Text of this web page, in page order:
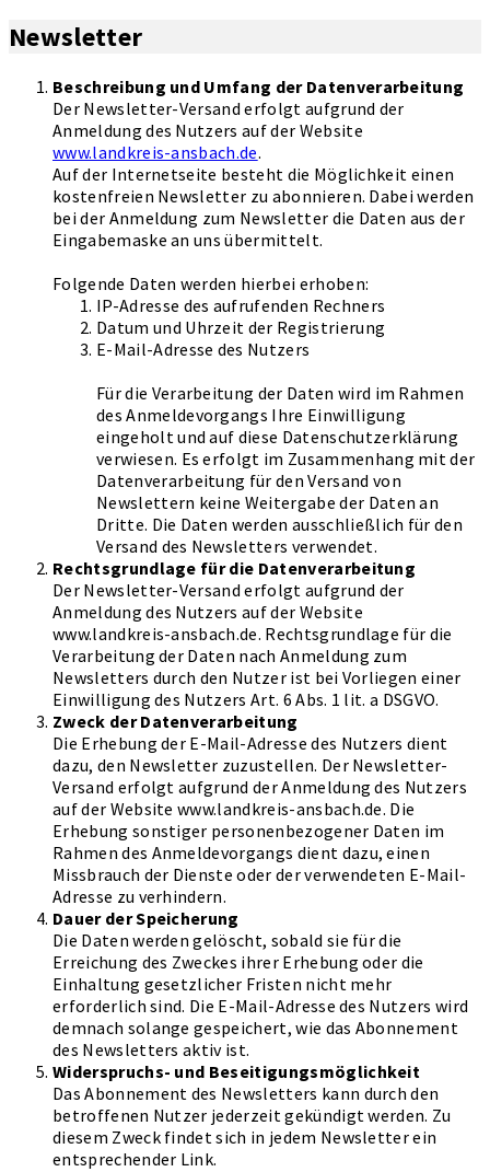
Newsletter
Beschreibung und Umfang der Datenverarbeitung
Der Newsletter-Versand erfolgt aufgrund der
Anmeldung des Nutzers auf der Website
www.landkreis-ansbach.de.
Auf der Internetseite besteht die Möglichkeit einen
kostenfreien Newsletter zu abonnieren. Dabei werden
bei der Anmeldung zum Newsletter die Daten aus der
Eingabemaske an uns übermittelt.
Folgende Daten werden hierbei erhoben:
IP-Adresse des aufrufenden Rechners
Datum und Uhrzeit der Registrierung
E-Mail-Adresse des Nutzers
Für die Verarbeitung der Daten wird im Rahmen
des Anmeldevorgangs Ihre Einwilligung
eingeholt und auf diese Datenschutzerklärung
verwiesen. Es erfolgt im Zusammenhang mit der
Datenverarbeitung für den Versand von
Newslettern keine Weitergabe der Daten an
Dritte. Die Daten werden ausschließlich für den
Versand des Newsletters verwendet.
Rechtsgrundlage für die Datenverarbeitung
Der Newsletter-Versand erfolgt aufgrund der
Anmeldung des Nutzers auf der Website
www.landkreis-ansbach.de. Rechtsgrundlage für die
Verarbeitung der Daten nach Anmeldung zum
Newsletters durch den Nutzer ist bei Vorliegen einer
Einwilligung des Nutzers Art. 6 Abs. 1 lit. a DSGVO.
Zweck der Datenverarbeitung
Die Erhebung der E-Mail-Adresse des Nutzers dient
dazu, den Newsletter zuzustellen. Der Newsletter-
Versand erfolgt aufgrund der Anmeldung des Nutzers
auf der Website www.landkreis-ansbach.de. Die
Erhebung sonstiger personenbezogener Daten im
Rahmen des Anmeldevorgangs dient dazu, einen
Missbrauch der Dienste oder der verwendeten E-Mail-
Adresse zu verhindern.
Dauer der Speicherung
Die Daten werden gelöscht, sobald sie für die
Erreichung des Zweckes ihrer Erhebung oder die
Einhaltung gesetzlicher Fristen nicht mehr
erforderlich sind. Die E-Mail-Adresse des Nutzers wird
demnach solange gespeichert, wie das Abonnement
des Newsletters aktiv ist.
Widerspruchs- und Beseitigungsmöglichkeit
Das Abonnement des Newsletters kann durch den
betroffenen Nutzer jederzeit gekündigt werden. Zu
diesem Zweck findet sich in jedem Newsletter ein
entsprechender Link.